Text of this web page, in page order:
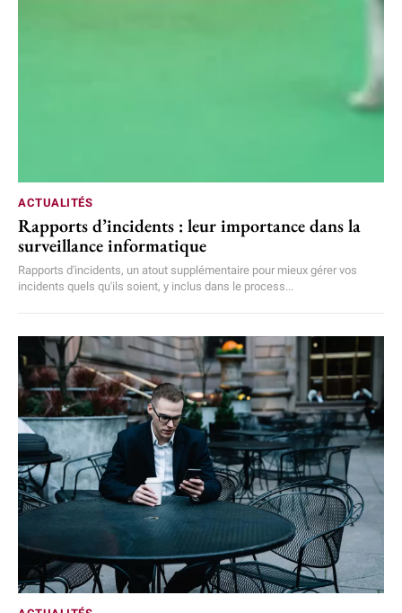
ACTUALITÉS
Rapports d’incidents : leur importance dans la
surveillance informatique
Rapports d'incidents, un atout supplémentaire pour mieux gérer vos
incidents quels qu'ils soient, y inclus dans le process...